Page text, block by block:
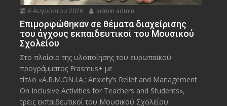
6 Αυγούστου 2026 admin admin
Eπιμορφώθηκαν σε θέματα διαχείρισης
του άγχους εκπαιδευτικοί του Μουσικού
Σχολείου
Στο πλαίσιο της υλοποίησης του ευρωπαϊκού
προγράμματος Erasmus+ με
τίτλο «A.R.M.ON.I.A.: Anxiety’s Relief and Management
On Inclusive Activities for Teachers and Students»,
τρεις εκπαιδευτικοί του Μουσικού Σχολείου